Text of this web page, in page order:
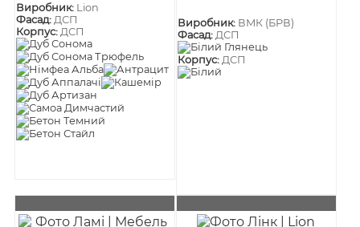
Виробник: Lion
Фасад: ДСП
Корпус: ДСП
Виробник: ВМК (БРВ)
Фасад: ДСП
Корпус: ДСП